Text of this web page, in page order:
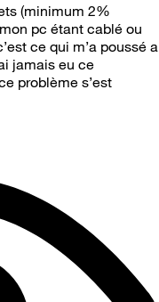
(minimum 2%
pc étant cablé ou
ce qui m’a poussé a
jamais eu ce
problème s’est